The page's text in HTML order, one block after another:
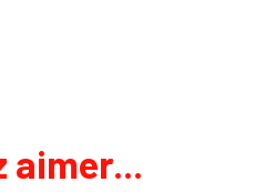
aimer...